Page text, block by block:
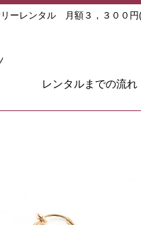
リーレンタル 月額３，３００
レンタルまでの流れ